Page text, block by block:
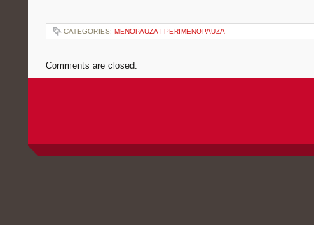
CATEGORIES: MENOPAUZA I PERIMENOPAUZA
Comments are closed.